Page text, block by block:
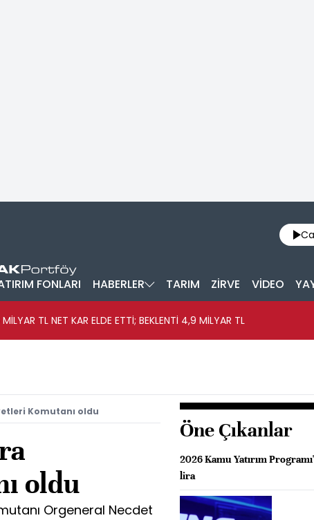
FONLARI HABERLER TARIM ZİRVE VİDEO
TL NET KAR ELDE ETTİ; BEKLENTİ 4,9 MİLYAR TL
Komutanı oldu
oldu
Orgeneral Necdet
Öne Çıkanlar
2026 Kamu Yatırım
lira